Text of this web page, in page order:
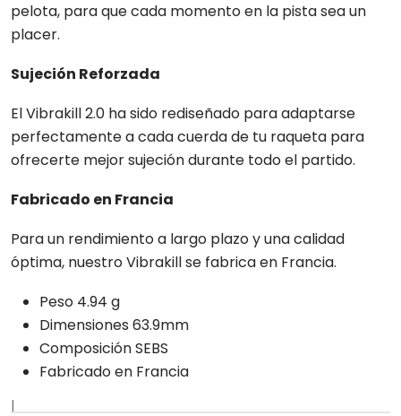
pelota, para que cada momento en la pista sea un
placer.
Sujeción Reforzada
El Vibrakill 2.0 ha sido rediseñado para adaptarse
perfectamente a cada cuerda de tu raqueta para
ofrecerte mejor sujeción durante todo el partido.
Fabricado en Francia
Para un rendimiento a largo plazo y una calidad
óptima, nuestro Vibrakill se fabrica en Francia.
Peso 4.94 g
Dimensiones 63.9mm
Composición SEBS
Fabricado en Francia
|